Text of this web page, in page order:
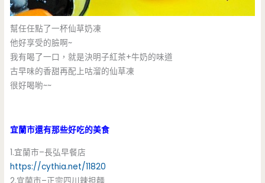
幫任任點了一杯仙草奶凍
他好享受的臉啊~
我有喝了一口，就是決明子紅茶+牛奶的味道
古早味的香甜再配上咕溜的仙草凍
很好喝喲~~
宜蘭市還有那些好吃的美食
1.宜蘭市–長弘早餐店
https://cythia.net/11820